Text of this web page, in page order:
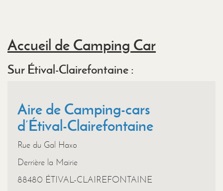
Accueil de Camping Car
Sur Étival-Clairefontaine :
Aire de Camping-cars
d’Étival-Clairefontaine
Rue du Gal Haxo
Derrière la Mairie
88480 ÉTIVAL-CLAIREFONTAINE